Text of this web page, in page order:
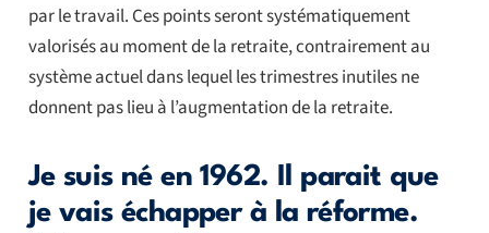
par le travail. Ces points seront systématiquement
valorisés au moment de la retraite, contrairement au
système actuel dans lequel les trimestres inutiles ne
donnent pas lieu à l’augmentation de la retraite.
Je suis né en 1962. Il parait que
je vais échapper à la réforme.